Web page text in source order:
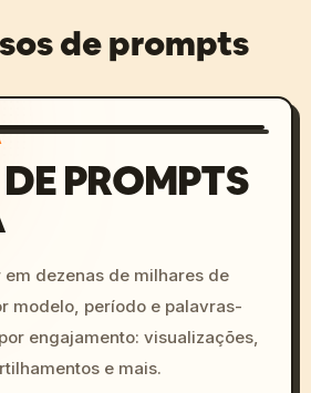
de prompts
PROMPTS
em dezenas de milhares de
modelo, período e palavras-
engajamento: visualizações,
e mais.